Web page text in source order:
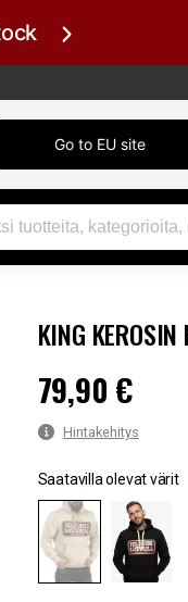
Go to EU site
KING
Hinta :79,90 €
79,90 €
Hintakehitys
Saatavilla olevat värit